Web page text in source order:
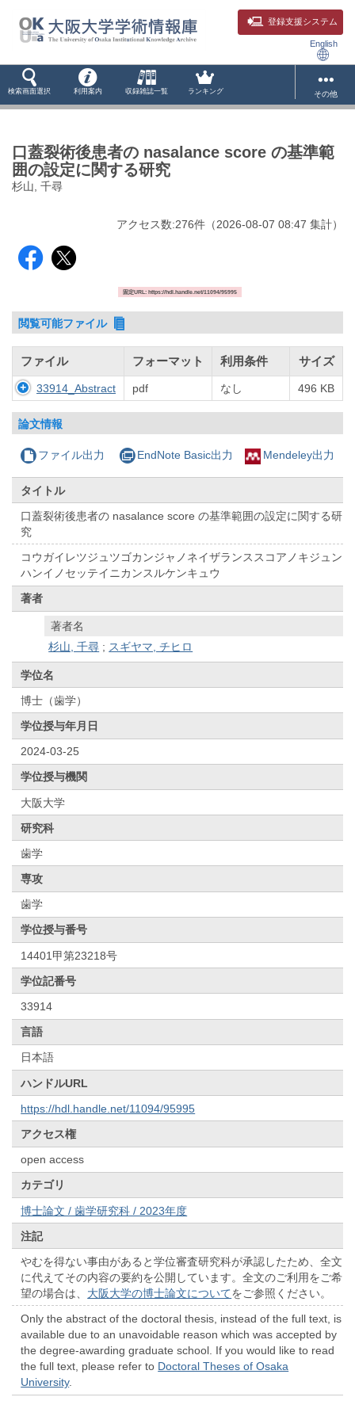
登録支援システム
English
検索画面選択 利用案内 収録雑誌一覧 ランキング その他
口蓋裂術後患者の nasalance score の基準範
囲の設定に関する研究
杉山, 千尋
アクセス数:276件 （2026-08-07 08:47 集計）
固定URL: https://hdl.handle.net/11094/95995
閲覧可能ファイル
ファイル フォーマット 利用条件 サイズ
33914_Abstract pdf なし 496 KB
論文情報
ファイル出力 EndNote Basic出力 Mendeley出力
タイトル
口蓋裂術後患者の nasalance score の基準範囲の設定に関する研
究
コウガイレツジュツゴカンジャノネイザランススコアノキジュン
ハンイノセッテイニカンスルケンキュウ
著者
著者名
杉山, 千尋 ; スギヤマ, チヒロ
学位名
博士（歯学）
学位授与年月日
2024-03-25
学位授与機関
大阪大学
研究科
歯学
専攻
歯学
学位授与番号
14401甲第23218号
学位記番号
33914
言語
日本語
ハンドルURL
https://hdl.handle.net/11094/95995
アクセス権
open access
カテゴリ
博士論文 / 歯学研究科 / 2023年度
注記
やむを得ない事由があると学位審査研究科が承認したため、全文
に代えてその内容の要約を公開しています。全文のご利用をご希
望の場合は、 大阪大学の博士論文についてをご参照ください。
Only the abstract of the doctoral thesis, instead of the full text, is
available due to an unavoidable reason which was accepted by
the degree-awarding graduate school. If you would like to read
the full text, please refer to Doctoral Theses of Osaka
University.